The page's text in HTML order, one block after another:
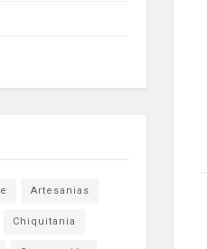
Artesanias
Chiquitania